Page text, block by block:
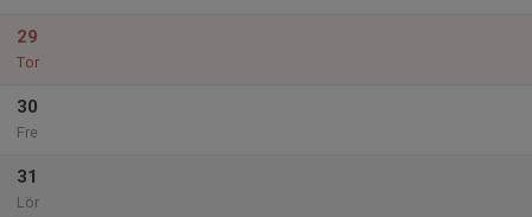
29
Tor
30
Fre
31
Lör